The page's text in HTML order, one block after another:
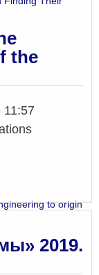
the
11:57
to origin
2019.